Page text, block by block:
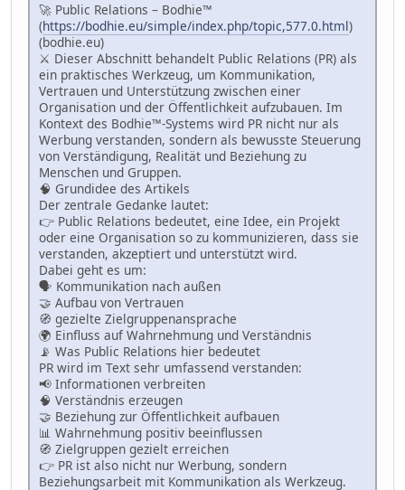
🚀 Public Relations – Bodhie™
(https://bodhie.eu/simple/index.php/topic,577.0.html)
(bodhie.eu)
⚔️ Dieser Abschnitt behandelt Public Relations (PR) als
ein praktisches Werkzeug, um Kommunikation,
Vertrauen und Unterstützung zwischen einer
Organisation und der Öffentlichkeit aufzubauen. Im
Kontext des Bodhie™-Systems wird PR nicht nur als
Werbung verstanden, sondern als bewusste Steuerung
von Verständigung, Realität und Beziehung zu
Menschen und Gruppen.
🧠 Grundidee des Artikels
Der zentrale Gedanke lautet:
👉 Public Relations bedeutet, eine Idee, ein Projekt
oder eine Organisation so zu kommunizieren, dass sie
verstanden, akzeptiert und unterstützt wird.
Dabei geht es um:
🗣 Kommunikation nach außen
🤝 Aufbau von Vertrauen
🧭 gezielte Zielgruppenansprache
🌍 Einfluss auf Wahrnehmung und Verständnis
📡 Was Public Relations hier bedeutet
PR wird im Text sehr umfassend verstanden:
📢 Informationen verbreiten
🧠 Verständnis erzeugen
🤝 Beziehung zur Öffentlichkeit aufbauen
📊 Wahrnehmung positiv beeinflussen
🧭 Zielgruppen gezielt erreichen
👉 PR ist also nicht nur Werbung, sondern
Beziehungsarbeit mit Kommunikation als Werkzeug.